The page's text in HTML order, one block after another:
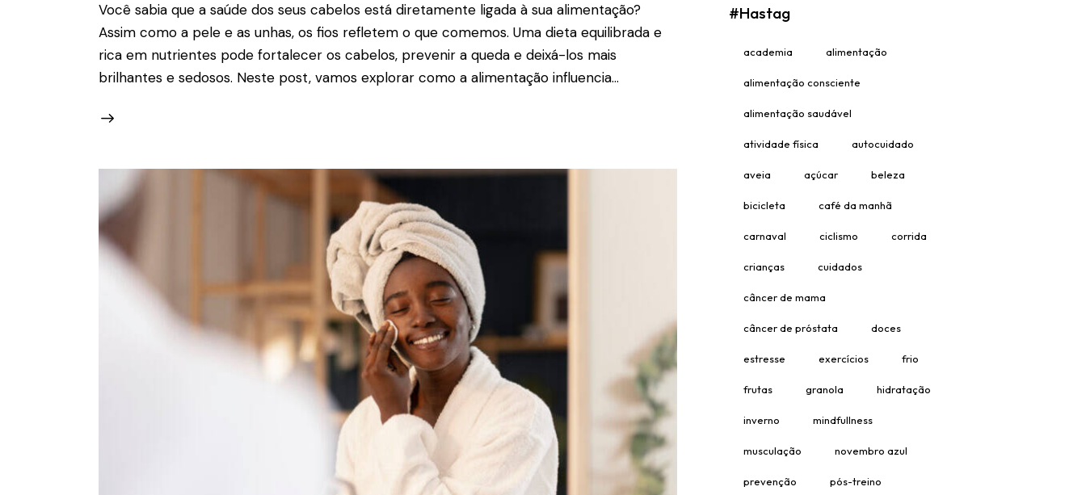
Você sabia que a saúde dos seus cabelos está diretamente ligada à sua alimentação?
Assim como a pele e as unhas, os fios refletem o que comemos. Uma dieta equilibrada e
rica em nutrientes pode fortalecer os cabelos, prevenir a queda e deixá-los mais
brilhantes e sedosos. Neste post, vamos explorar como a alimentação influencia…
#Hastag
academia alimentação
alimentação consciente
alimentação saudável
atividade física autocuidado
aveia açúcar beleza
bicicleta café da manhã
carnaval ciclismo corrida
crianças cuidados
câncer de mama
câncer de próstata doces
estresse exercícios frio
frutas granola hidratação
inverno mindfullness
musculação novembro azul
prevenção pós-treino